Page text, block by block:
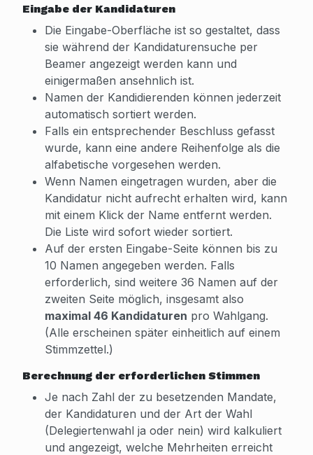
Eingabe der Kandidaturen
Die Eingabe-Oberfläche ist so gestaltet, dass
sie während der Kandidaturensuche per
Beamer angezeigt werden kann und
einigermaßen ansehnlich ist.
Namen der Kandidierenden können jederzeit
automatisch sortiert werden.
Falls ein entsprechender Beschluss gefasst
wurde, kann eine andere Reihenfolge als die
alfabetische vorgesehen werden.
Wenn Namen eingetragen wurden, aber die
Kandidatur nicht aufrecht erhalten wird, kann
mit einem Klick der Name entfernt werden.
Die Liste wird sofort wieder sortiert.
Auf der ersten Eingabe-Seite können bis zu
10 Namen angegeben werden. Falls
erforderlich, sind weitere 36 Namen auf der
zweiten Seite möglich, insgesamt also
maximal 46 Kandidaturen pro Wahlgang.
(Alle erscheinen später einheitlich auf einem
Stimmzettel.)
Berechnung der erforderlichen Stimmen
Je nach Zahl der zu besetzenden Mandate,
der Kandidaturen und der Art der Wahl
(Delegiertenwahl ja oder nein) wird kalkuliert
und angezeigt, welche Mehrheiten erreicht